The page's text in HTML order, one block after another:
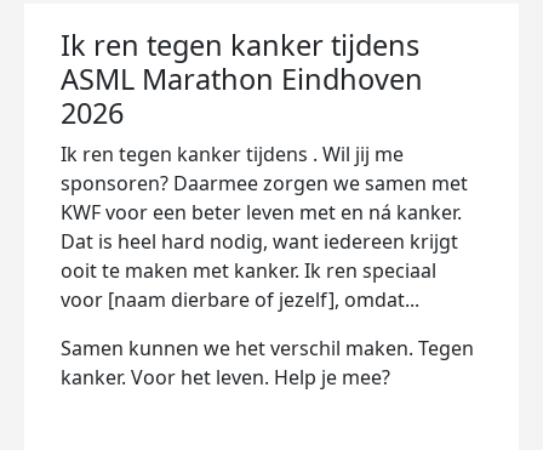
Ik ren tegen kanker tijdens
ASML Marathon Eindhoven
2026
Ik ren tegen kanker tijdens . Wil jij me
sponsoren? Daarmee zorgen we samen met
KWF voor een beter leven met en ná kanker.
Dat is heel hard nodig, want iedereen krijgt
ooit te maken met kanker. Ik ren speciaal
voor [naam dierbare of jezelf], omdat...
Samen kunnen we het verschil maken. Tegen
kanker. Voor het leven. Help je mee?